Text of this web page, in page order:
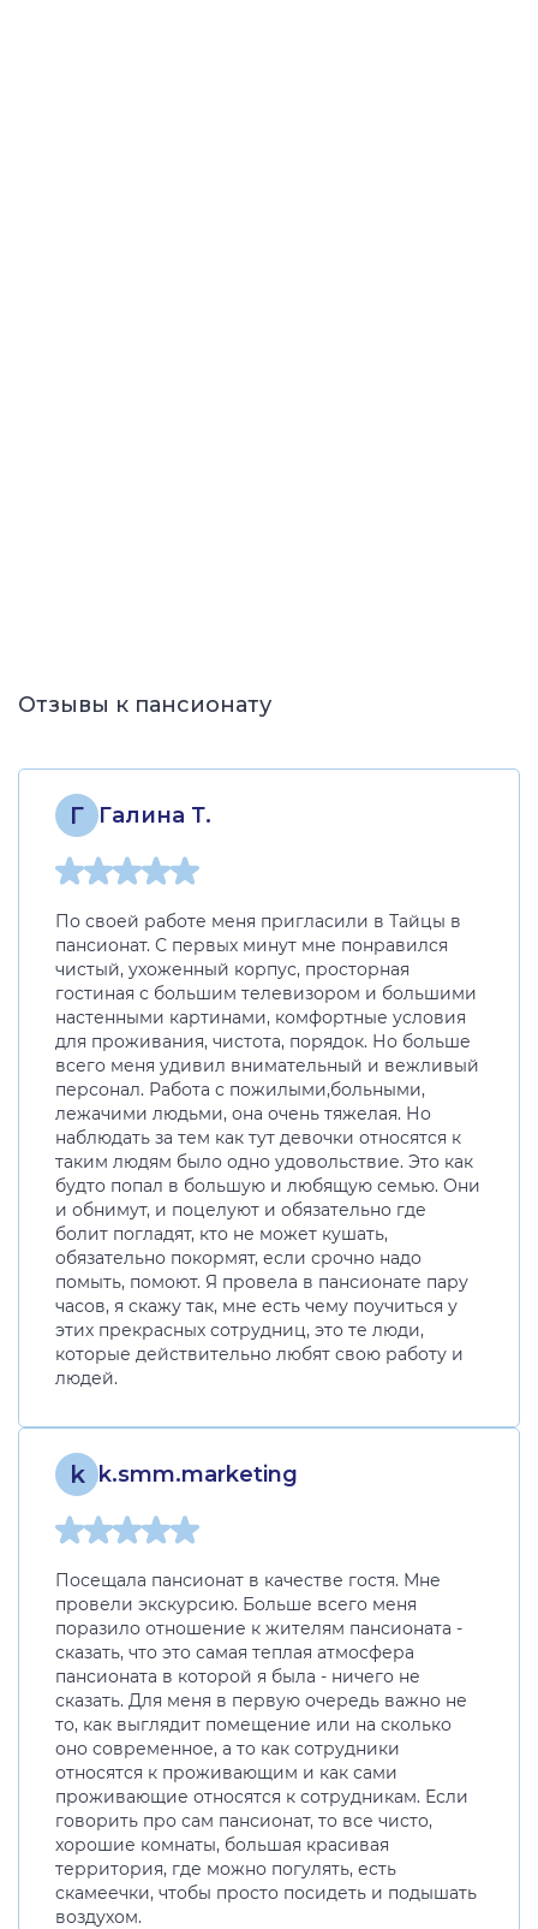
Отзывы к пансионату
Г Галина Т.
По своей работе меня пригласили в Тайцы в
пансионат. С первых минут мне понравился
чистый, ухоженный корпус, просторная
гостиная с большим телевизором и большими
настенными картинами, комфортные условия
для проживания, чистота, порядок. Но больше
всего меня удивил внимательный и вежливый
персонал. Работа с пожилыми,больными,
лежачими людьми, она очень тяжелая. Но
наблюдать за тем как тут девочки относятся к
таким людям было одно удовольствие. Это как
будто попал в большую и любящую семью. Они
и обнимут, и поцелуют и обязательно где
болит погладят, кто не может кушать,
обязательно покормят, если срочно надо
помыть, помоют. Я провела в пансионате пару
часов, я скажу так, мне есть чему поучиться у
этих прекрасных сотрудниц, это те люди,
которые действительно любят свою работу и
людей.
k k.smm.marketing
Посещала пансионат в качестве гостя. Мне
провели экскурсию. Больше всего меня
поразило отношение к жителям пансионата -
сказать, что это самая теплая атмосфера
пансионата в которой я была - ничего не
сказать. Для меня в первую очередь важно не
то, как выглядит помещение или на сколько
оно современное, а то как сотрудники
относятся к проживающим и как сами
проживающие относятся к сотрудникам. Если
говорить про сам пансионат, то все чисто,
хорошие комнаты, большая красивая
территория, где можно погулять, есть
скамеечки, чтобы просто посидеть и подышать
воздухом.